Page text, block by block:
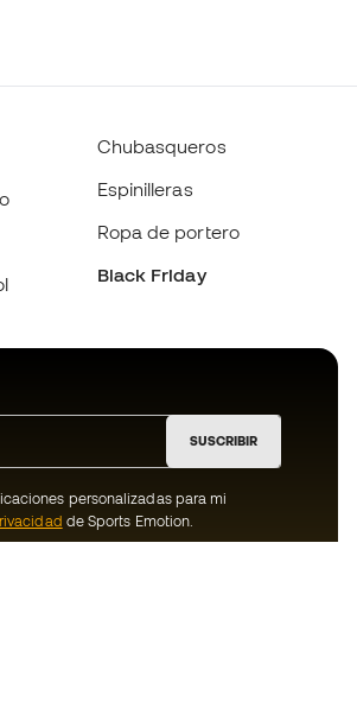
Chubasqueros
Espinilleras
Ropa de portero
Black Friday
SUSCRIBIR
personalizadas para mi
de Sports Emotion.